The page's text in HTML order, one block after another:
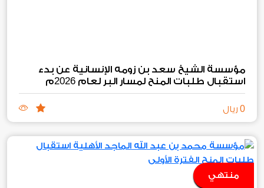
مؤسسة الشيخ سعد بن زومه الإنسانية عن بدء
استقبال طلبات المنح لمسار البر لعام 2026م
0 ريال
منتهي